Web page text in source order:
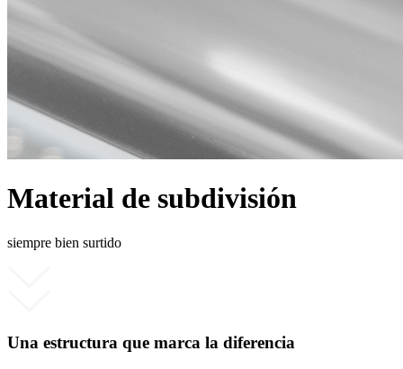
Material de subdivisión
siempre bien surtido
Una estructura que marca la diferencia